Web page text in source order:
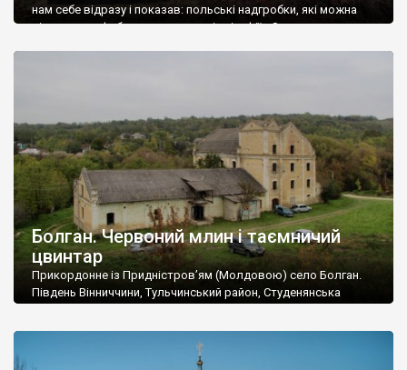
нам себе відразу і показав: польські надгробки, які можна
віднести до фабричних, польські епітафії… Загалом цвинтар
Болган. Червоний млин і таємничий
цвинтар
Прикордонне із Придністров’ям (Молдовою) село Болган.
Південь Вінниччини, Тульчинський район, Студенянська
старовинний цвинтар із кам’яними хрестами. Всі епітафії, які
збереглися, написані кирилицею, церковнослов’янською